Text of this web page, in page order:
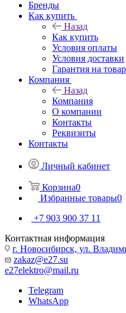
Бренды
Как купить
Назад
Как купить
Условия оплаты
Условия доставки
Гарантия на товар
Компания
Назад
Компания
О компании
Контакты
Реквизиты
Контакты
Личный кабинет
Корзина0
Избранные товары0
+7 903 900 37 11
Контактная информация
г. Новосибирск, ул.
zakaz@e27.su
e27elektro@mail.ru
Telegram
WhatsApp